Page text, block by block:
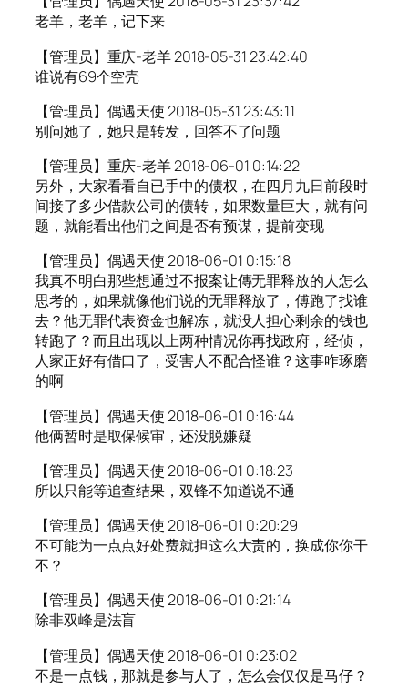
老羊，老羊，记下来
【管理员】重庆-老羊 2018-05-31 23:42:40
谁说有69个空壳
【管理员】偶遇天使 2018-05-31 23:43:11
别问她了，她只是转发，回答不了问题
【管理员】重庆-老羊 2018-06-01 0:14:22
另外，大家看看自已手中的债权，在四月九日前段时
间接了多少借款公司的债转，如果数量巨大，就有问
题，就能看出他们之间是否有预谋，提前变现
【管理员】偶遇天使 2018-06-01 0:15:18
我真不明白那些想通过不报案让傳无罪释放的人怎么
思考的，如果就像他们说的无罪释放了，傅跑了找谁
去？他无罪代表资金也解冻，就没人担心剩余的钱也
转跑了？而且出现以上两种情况你再找政府，经侦，
人家正好有借口了，受害人不配合怪谁？这事咋琢磨
的啊
【管理员】偶遇天使 2018-06-01 0:16:44
他俩暂时是取保候审，还没脱嫌疑
【管理员】偶遇天使 2018-06-01 0:18:23
所以只能等追查结果，双锋不知道说不通
【管理员】偶遇天使 2018-06-01 0:20:29
不可能为一点点好处费就担这么大责的，换成你你干
不？
【管理员】偶遇天使 2018-06-01 0:21:14
除非双峰是法盲
【管理员】偶遇天使 2018-06-01 0:23:02
不是一点钱，那就是参与人了，怎么会仅仅是马仔？